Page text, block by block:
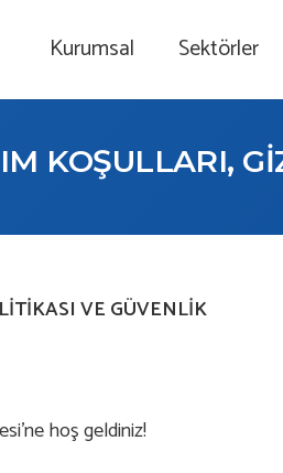
Kurumsal Sektörler
KOŞULLARI,
VE GÜVENLİK
hoş geldiniz!